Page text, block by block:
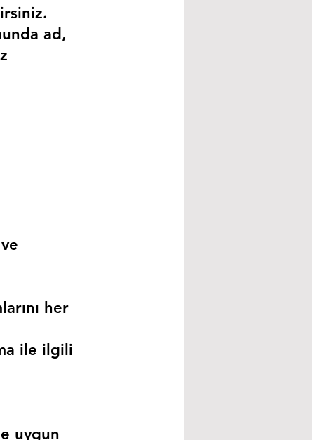
ad,
her
ile ilgili
uygun